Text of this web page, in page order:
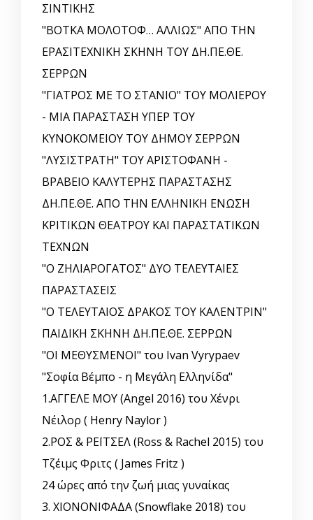
ΣΙΝΤΙΚΗΣ
"ΒΟΤΚΑ ΜΟΛΟΤΟΦ… ΑΛΛΙΩΣ" ΑΠΟ ΤΗΝ
ΕΡΑΣΙΤΕΧΝΙΚΗ ΣΚΗΝΗ ΤΟΥ ΔΗ.ΠΕ.ΘΕ.
ΣΕΡΡΩΝ
"ΓΙΑΤΡΟΣ ΜΕ ΤΟ ΣΤΑΝΙΟ" ΤΟΥ ΜΟΛΙΕΡΟΥ
- ΜΙΑ ΠΑΡΑΣΤΑΣΗ ΥΠΕΡ ΤΟΥ
ΚΥΝΟΚΟΜΕΙΟΥ ΤΟΥ ΔΗΜΟΥ ΣΕΡΡΩΝ
"ΛΥΣΙΣΤΡΑΤΗ" ΤΟΥ ΑΡΙΣΤΟΦΑΝΗ -
ΒΡΑΒΕΙΟ ΚΑΛΥΤΕΡΗΣ ΠΑΡΑΣΤΑΣΗΣ
ΔΗ.ΠΕ.ΘΕ. ΑΠΟ ΤΗΝ ΕΛΛΗΝΙΚΗ EΝΩΣΗ
ΚΡΙΤΙΚΩΝ ΘΕΑΤΡΟΥ ΚΑΙ ΠΑΡΑΣΤΑΤΙΚΩΝ
ΤΕΧΝΩΝ
"Ο ΖΗΛΙΑΡΟΓΑΤΟΣ" ΔΥΟ ΤΕΛΕΥΤΑΙΕΣ
ΠΑΡΑΣΤΑΣΕΙΣ
"Ο ΤΕΛΕΥΤΑΙΟΣ ΔΡΑΚΟΣ ΤΟΥ ΚΑΛΕΝΤΡΙΝ"
ΠΑΙΔΙΚΗ ΣΚΗΝΗ ΔΗ.ΠΕ.ΘΕ. ΣΕΡΡΩΝ
"ΟΙ ΜΕΘΥΣΜΕΝΟΙ" του Ivan Vyrypaev
"Σοφία Βέμπο - η Μεγάλη Ελληνίδα"
1.ΑΓΓΕΛΕ ΜΟΥ (Angel 2016) του Χένρι
Νέιλορ ( Henry Naylor )
2.ΡΟΣ & ΡΕΪΤΣΕΛ (Ross & Rachel 2015) του
Τζέιμς Φριτς ( James Fritz )
24 ώρες από την ζωή μιας γυναίκας
3. ΧΙΟΝΟΝΙΦΑΔΑ (Snowflake 2018) του